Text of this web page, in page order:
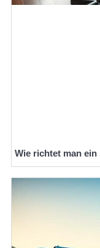
Wie richtet man